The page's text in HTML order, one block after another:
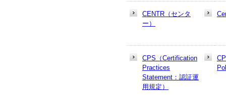
CENTR（センタ
ー）
CPS（Certification
Practices
Statement：認証運
用規定）